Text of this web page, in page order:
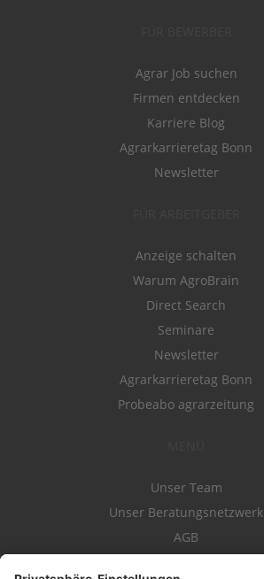
Agrar Job suchen
Firmen entdecken
Karriere Blog
Agrarkarrieretag Bonn
Newsletter
Anzeige schalten
Warum AgroBrain
Direct Search
Seminare
Newsletter
Agrarkarrieretag Bonn
Probeabo agrarzeitung
Unser Team
Unser Beratungsnetzwerk
AGB